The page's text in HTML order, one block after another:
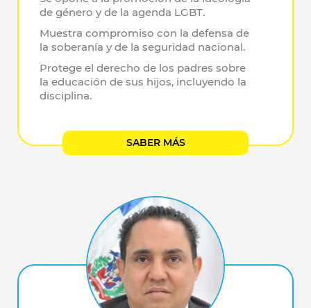
de género y de la agenda LGBT.
Muestra compromiso con la defensa de
la soberanía y de la seguridad nacional.
Protege el derecho de los padres sobre
la educación de sus hijos, incluyendo la
disciplina.
SABER MÁS